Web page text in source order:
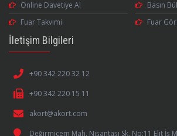
Online Davetiye Al
Fuar Takvimi
Basın
Fuar
İletişim Bilgileri
+90 342 220 32 12
+90 342 220 15 11
akort@akort.com
Değirmiçem Mah. Nişantaşı Sk. No:11 Elit İş